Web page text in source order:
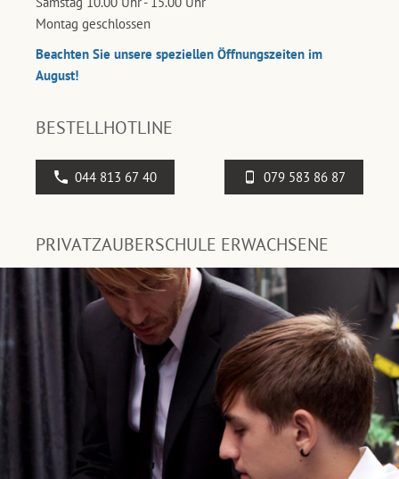
Montag geschlossen
Beachten Sie unsere speziellen Öffnungszeiten im
August!
BESTELLHOTLINE
044 813 67 40 079 583 86 87
PRIVATZAUBERSCHULE ERWACHSENE